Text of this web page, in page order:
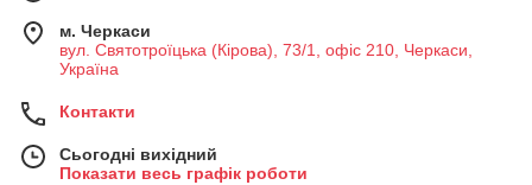
м. Черкаси
вул. Святотроїцька (Кірова), 73/1, офіс 210, Черкаси,
Україна
Контакти
Сьогодні вихідний
Показати весь графік роботи